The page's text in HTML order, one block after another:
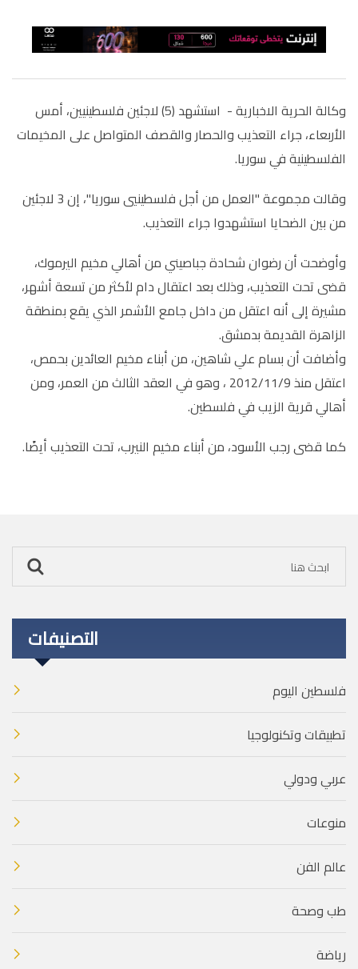
وكالة الحرية الاخبارية - استشهد (5) لاجئين فلسطينيين، أمس
الأربعاء، جراء التعذيب والحصار والقصف المتواصل على المخيمات
الفلسطينية في سوريا.
وقالت مجموعة "العمل من أجل فلسطينيي سوريا"، إن 3 لاجئين
من بين الضحايا استشهدوا جراء التعذيب.
وأوضحت أن رضوان شحادة جباصيني من أهالي مخيم اليرموك،
قضى تحت التعذيب، وذلك بعد اعتقال دام لأكثر من تسعة أشهر،
مشيرة إلى أنه اعتقل من داخل جامع الأشمر الذي يقع بمنطقة
الزاهرة القديمة بدمشق.
وأضافت أن بسام علي شاهين، من أبناء مخيم العائدين بحمص،
اعتقل منذ 2012/11/9 ، وهو في العقد الثالث من العمر، ومن
أهالي قرية الزيب في فلسطين.
كما قضى رجب الأسود، من أبناء مخيم النيرب، تحت التعذيب أيضًا.
التصنيفات
فلسطين اليوم
تطبيقات وتكنولوجيا
عربي ودولي
منوعات
عالم الفن
طب وصحة
رياضة